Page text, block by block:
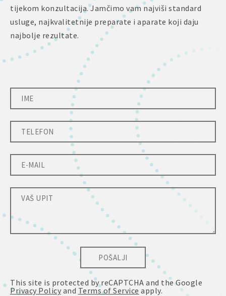
tijekom konzultacija. Jamčimo vam najviši standard
usluge, najkvalitetnije preparate i aparate koji daju
najbolje rezultate.
POŠALJI
This site is protected by reCAPTCHA and the Google
Privacy Policy and Terms of Service apply.